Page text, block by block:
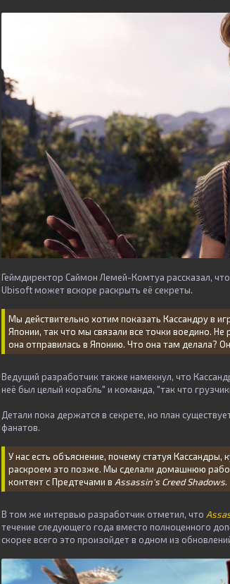
Геймдиректор Саймон Лемей-Комтуа рассказал,
Ubisoft может вскоре раскрыть её секреты.
Мы действительно хотим показать Кассандру в
Японии, так что мы связали все точки воедино.
она отправилась в Японию. Что она там делала?
Ведущий разработчик также намекнул, что
неё был целый корабль" и команда, "так что
Детали пока держатся в секрете, но план
фанатов.
У нас есть объяснение, почему статуя
раскроем это позже. Мы сделали домашнюю
контент с Предтечами в Assassin's Creed Shadows.
В том же интервью разработчик отметил, что
течение следующего года вместо полноценного
скорее всего это произойдет в одном из